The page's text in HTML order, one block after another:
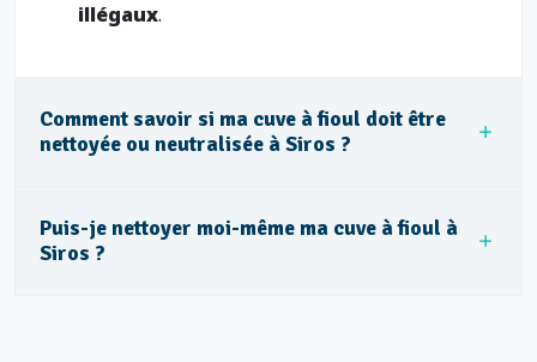
illégaux.
Comment savoir si ma cuve à fioul doit être
nettoyée ou neutralisée à Siros ?
Puis-je nettoyer moi-même ma cuve à fioul à
Siros ?